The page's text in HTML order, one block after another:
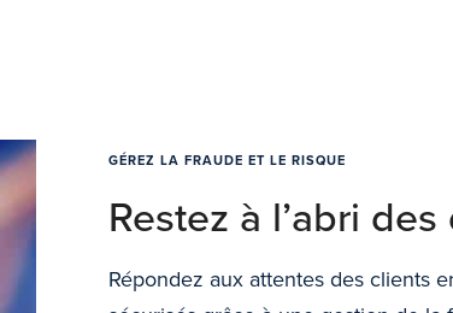
GÉREZ LA FRAUDE ET LE RISQUE
Restez à l’abri
Répondez aux attentes des clients